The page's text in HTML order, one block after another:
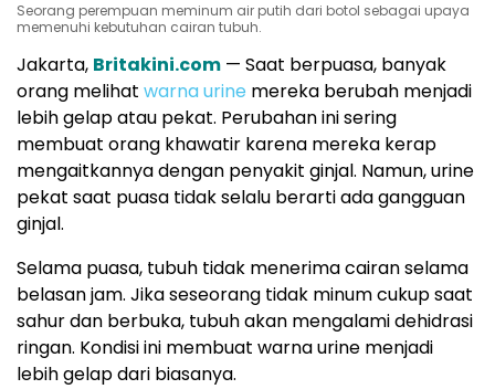
Seorang perempuan meminum air putih dari botol sebagai upaya
memenuhi kebutuhan cairan tubuh.
Jakarta, Britakini.com — Saat berpuasa, banyak
orang melihat warna urine mereka berubah menjadi
lebih gelap atau pekat. Perubahan ini sering
membuat orang khawatir karena mereka kerap
mengaitkannya dengan penyakit ginjal. Namun, urine
pekat saat puasa tidak selalu berarti ada gangguan
ginjal.
Selama puasa, tubuh tidak menerima cairan selama
belasan jam. Jika seseorang tidak minum cukup saat
sahur dan berbuka, tubuh akan mengalami dehidrasi
ringan. Kondisi ini membuat warna urine menjadi
lebih gelap dari biasanya.